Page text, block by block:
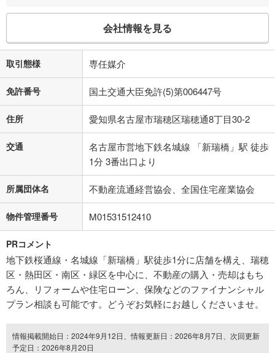
会社情報を見る
取引態様 専任媒介
免許番号 国土交通大臣免許(5)第006447号
住所 愛知県名古屋市瑞穂区瑞穂通8丁目30-2
交通
名古屋市営地下鉄名城線 「新瑞橋」駅 徒歩
1分 3番出口より
所属団体名 不動産流通経営協会、全国住宅産業協会
物件管理番号 M01531512410
PRコメント
地下鉄桜通線・名城線「新瑞橋」駅徒歩1分に店舗を構え、瑞穂
区・熱田区・南区・緑区を中心に、不動産の購入・売却はもち
ろん、リフォームや住宅ローン、保険などのファイナンシャル
プラン相談も可能です。どうぞお気軽にお越しくださいませ。
情報掲載開始日：2024年9月12日、情報更新日：2026年8月7日、次回更新
予定日：2026年8月20日